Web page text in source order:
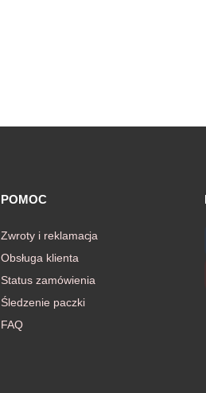
POMOC
Zwroty i reklamacja
Obsługa klienta
Status zamówienia
Śledzenie paczki
FAQ